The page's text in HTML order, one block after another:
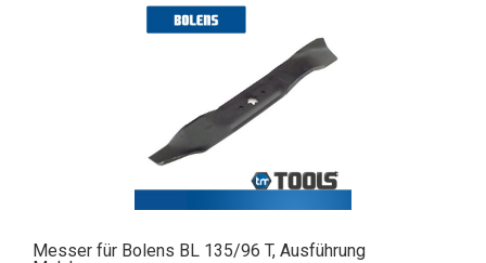
Messer für Bolens BL 135/96 T, Ausführung